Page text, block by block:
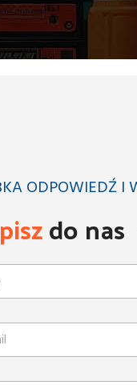
ODPOWIEDŹ I
do nas